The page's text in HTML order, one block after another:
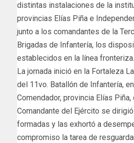
distintas instalaciones de la
provincias Elías Piña e
junto a los comandantes de la
Brigadas de Infantería, los
establecidos en la línea fronteriza.
La jornada inició en la Fortaleza
del 11vo. Batallón de Infantería,
Comendador, provincia Elías Piña,
Comandante del Ejército se
formadas y las exhortó a
compromiso la tarea de